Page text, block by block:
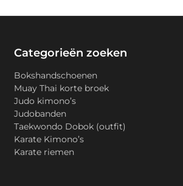
Categorieën zoeken
Bokshandschoenen
Muay Thai korte broek
Judo kimono’s
Judobanden
Taekwondo Dobok (outfit)
Karate Kimono’s
Karate riemen